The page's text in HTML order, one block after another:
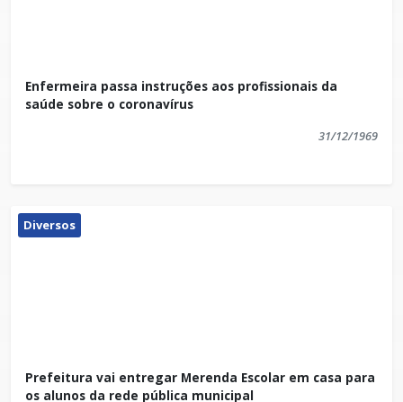
Enfermeira passa instruções aos profissionais da
saúde sobre o coronavírus
31/12/1969
Diversos
Prefeitura vai entregar Merenda Escolar em casa para
os alunos da rede pública municipal